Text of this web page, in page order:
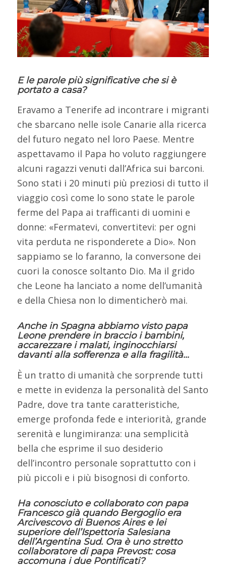
E le parole più significative che si è
portato a casa?
Eravamo a Tenerife ad incontrare i migranti
che sbarcano nelle isole Canarie alla ricerca
del futuro negato nel loro Paese. Mentre
aspettavamo il Papa ho voluto raggiungere
alcuni ragazzi venuti dall’Africa sui barconi.
Sono stati i 20 minuti più preziosi di tutto il
viaggio così come lo sono state le parole
ferme del Papa ai trafficanti di uomini e
donne: «Fermatevi, convertitevi: per ogni
vita perduta ne risponderete a Dio». Non
sappiamo se lo faranno, la conversone dei
cuori la conosce soltanto Dio. Ma il grido
che Leone ha lanciato a nome dell’umanità
e della Chiesa non lo dimenticherò mai.
Anche in Spagna abbiamo visto papa
Leone prendere in braccio i bambini,
accarezzare i malati, inginocchiarsi
davanti alla sofferenza e alla fragilità…
È un tratto di umanità che sorprende tutti
e mette in evidenza la personalità del Santo
Padre, dove tra tante caratteristiche,
emerge profonda fede e interiorità, grande
serenità e lungimiranza: una semplicità
bella che esprime il suo desiderio
dell’incontro personale soprattutto con i
più piccoli e i più bisognosi di conforto.
Ha conosciuto e collaborato con papa
Francesco già quando Bergoglio era
Arcivescovo di Buenos Aires e lei
superiore dell’Ispettoria Salesiana
dell’Argentina Sud. Ora è uno stretto
collaboratore di papa Prevost: cosa
accomuna i due Pontificati?